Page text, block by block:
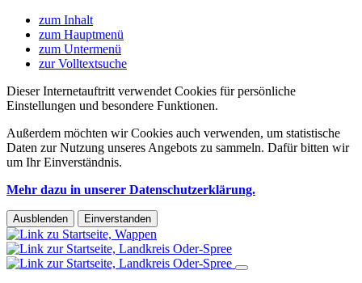
zum Inhalt
zum Hauptmenü
zum Untermenü
zur Volltextsuche
Dieser Internetauftritt verwendet Cookies für persönliche
Einstellungen und besondere Funktionen.
Außerdem möchten wir Cookies auch verwenden, um statistische
Daten zur Nutzung unseres Angebots zu sammeln. Dafür bitten wir
um Ihr Einverständnis.
Mehr dazu in unserer Datenschutzerklärung.
Ausblenden Einverstanden